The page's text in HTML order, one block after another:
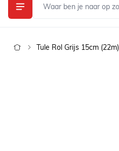
Tule Rol Grijs 15cm (22m)